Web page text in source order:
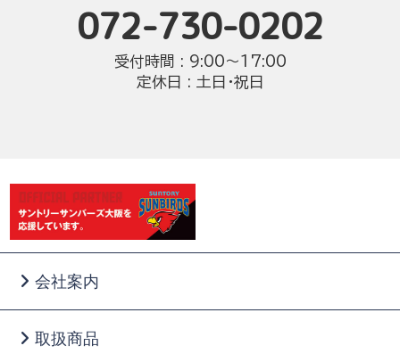
072-730-0202
受付時間 : 9:00〜17:00
定休日 : 土日・祝日
会社案内
取扱商品